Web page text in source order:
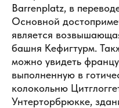
Barrenplatz, в
Основной
является
башня Кефигтурм.
можно увидеть
выполненную в
колокольню
Унтерторбрюкке,